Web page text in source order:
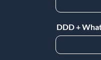
DDD +